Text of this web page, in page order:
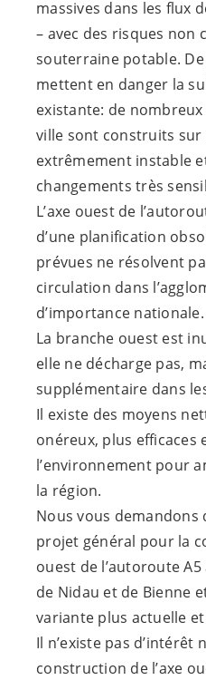
massives dans les flux
– avec des risques non
souterraine potable.
mettent en danger la
existante: de
ville sont construits sur
extrêmement instable
changements très
L’axe ouest de
d’une planification
prévues ne résolvent
circulation dans
d’importance nationale.
La branche ouest est
elle ne décharge pas,
supplémentaire dans
Il existe des moyens
onéreux, plus efficaces
l’environnement pour
la région.
Nous vous demandons
projet général pour la
ouest de l’autoroute
de Nidau et de Bienne
variante plus actuelle
Il n’existe pas d’intérêt
construction de l’axe